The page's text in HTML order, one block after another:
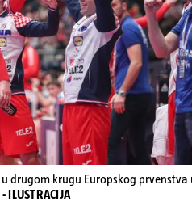
drugom krugu Europskog prvenstva